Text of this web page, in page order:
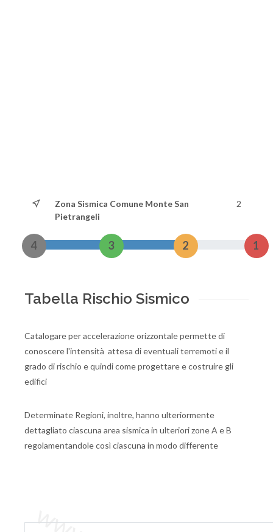
Zona Sismica Comune Monte San
Pietrangeli
2
4 3 2 1
Tabella Rischio Sismico
Catalogare per accelerazione orizzontale permette di
conoscere l'intensità attesa di eventuali terremoti e il
grado di rischio e quindi come progettare e costruire gli
edifici
Determinate Regioni, inoltre, hanno ulteriormente
dettagliato ciascuna area sismica in ulteriori zone A e B
regolamentandole così ciascuna in modo differente